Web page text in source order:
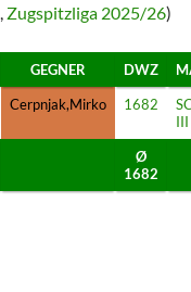
, Zugspitzliga 2025/26)
GEGNER DWZ
Cerpnjak,Mirko 1682
III
Ø
1682